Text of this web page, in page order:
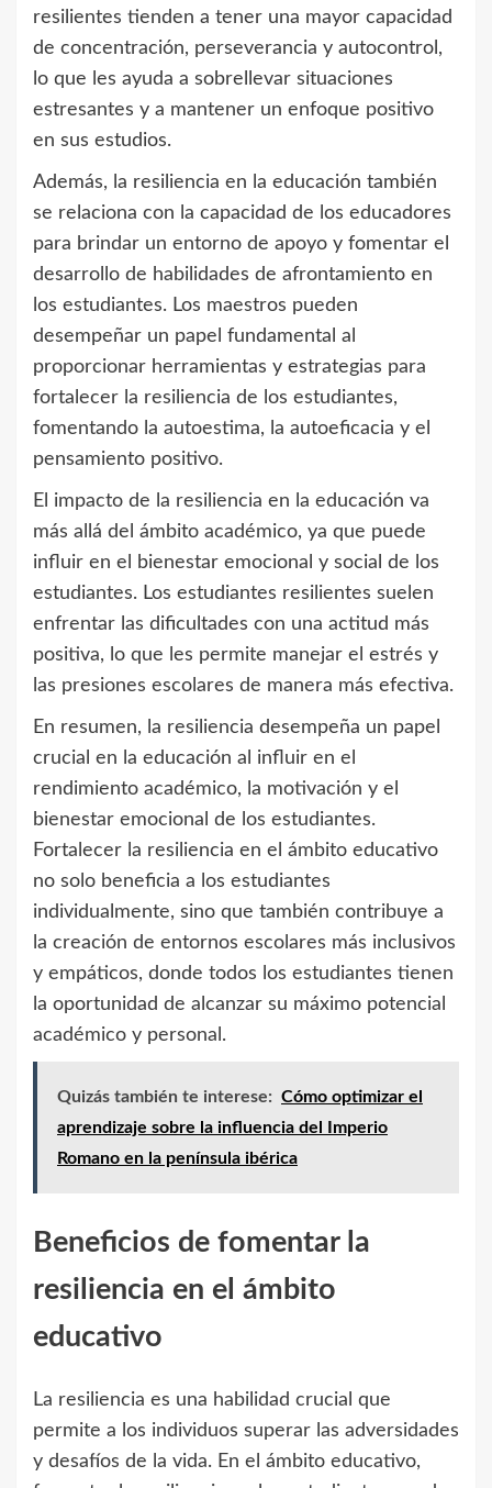
resilientes tienden a tener una mayor capacidad
de concentración, perseverancia y autocontrol,
lo que les ayuda a sobrellevar situaciones
estresantes y a mantener un enfoque positivo
en sus estudios.
Además, la resiliencia en la educación también
se relaciona con la capacidad de los educadores
para brindar un entorno de apoyo y fomentar el
desarrollo de habilidades de afrontamiento en
los estudiantes. Los maestros pueden
desempeñar un papel fundamental al
proporcionar herramientas y estrategias para
fortalecer la resiliencia de los estudiantes,
fomentando la autoestima, la autoeficacia y el
pensamiento positivo.
El impacto de la resiliencia en la educación va
más allá del ámbito académico, ya que puede
influir en el bienestar emocional y social de los
estudiantes. Los estudiantes resilientes suelen
enfrentar las dificultades con una actitud más
positiva, lo que les permite manejar el estrés y
las presiones escolares de manera más efectiva.
En resumen, la resiliencia desempeña un papel
crucial en la educación al influir en el
rendimiento académico, la motivación y el
bienestar emocional de los estudiantes.
Fortalecer la resiliencia en el ámbito educativo
no solo beneficia a los estudiantes
individualmente, sino que también contribuye a
la creación de entornos escolares más inclusivos
y empáticos, donde todos los estudiantes tienen
la oportunidad de alcanzar su máximo potencial
académico y personal.
Quizás también te interese: Cómo optimizar el
aprendizaje sobre la influencia del Imperio
Romano en la península ibérica
Beneficios de fomentar la
resiliencia en el ámbito
educativo
La resiliencia es una habilidad crucial que
permite a los individuos superar las adversidades
y desafíos de la vida. En el ámbito educativo,